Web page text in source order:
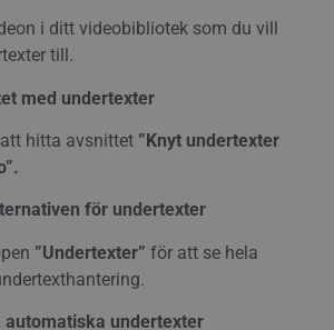
i ditt videobibliotek som du vill
till.
med undertexter
hitta avsnittet ”Knyt undertexter
för undertexter
”Undertexter” för att se hela
automatiska undertexter